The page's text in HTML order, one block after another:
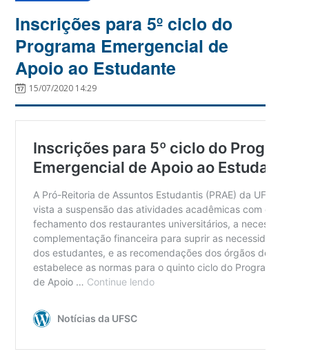
Inscrições para 5º ciclo do
Programa Emergencial de
Apoio ao Estudante
15/07/2020 14:29